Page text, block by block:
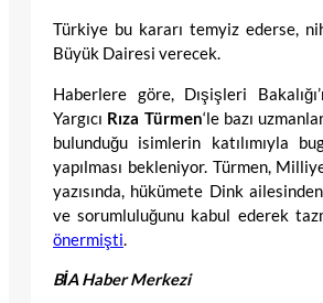
Türkiye bu kararı temyiz ederse,
Büyük Dairesi verecek.
Haberlere göre, Dışişleri
Yargıcı Rıza Türmen‘le bazı
bulunduğu isimlerin katılımıyla
yapılması bekleniyor. Türmen,
yazısında, hükümete Dink
ve sorumluluğunu kabul ederek
önermişti.
BİA Haber Merkezi